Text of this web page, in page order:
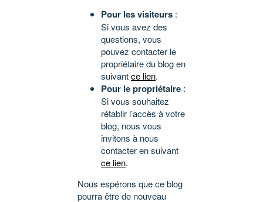
Pour les visiteurs :
Si vous avez des
questions, vous
pouvez contacter le
propriétaire du blog en
suivantce lien.
Pour le propriétaire :
Si vous souhaitez
rétablir l’accès à votre
blog, nous vous
invitons à nous
contacter en suivant
ce lien.
Nous espérons que ce blog
pourra être de nouveau